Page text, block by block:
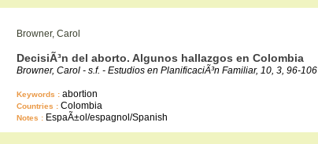
Browner, Carol
DecisiÃ³n del aborto. Algunos hallazgos en Colombia
Browner, Carol - s.f. - Estudios en PlanificaciÃ³n Familiar, 10, 3, 96-106
Keywords : abortion
Countries : Colombia
Notes : EspaÃ±ol/espagnol/Spanish